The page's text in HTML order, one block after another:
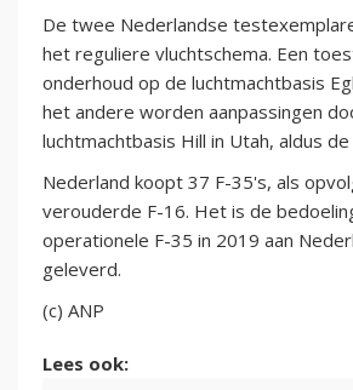
De twee Nederlandse
het reguliere vluchtschema. Een
onderhoud op de luchtmachtbasis
het andere worden aanpassingen
luchtmachtbasis Hill in Utah, aldus
Nederland koopt 37 F-35's, als
verouderde F-16. Het is de
operationele F-35 in 2019 aan
geleverd.
(c) ANP
Lees ook: